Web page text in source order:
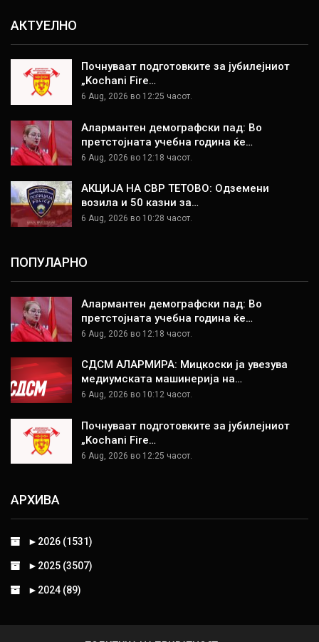
АКТУЕЛНО
Почнуваат подготовките за јубилејниот
„Kochani Fire…
6 Aug, 2026 во 12:25 часот.
Алармантен демографски пад: Во
претстојната учебна година ќе…
6 Aug, 2026 во 12:18 часот.
АКЦИЈА НА СВР ТЕТОВО: Одземени
возила и 50 казни за…
6 Aug, 2026 во 10:28 часот.
ПОПУЛАРНО
Алармантен демографски пад: Во
претстојната учебна година ќе…
6 Aug, 2026 во 12:18 часот.
СДСМ АЛАРМИРА: Мицкоски ја увезува
медиумската машинерија на…
6 Aug, 2026 во 10:12 часот.
Почнуваат подготовките за јубилејниот
„Kochani Fire…
6 Aug, 2026 во 12:25 часот.
АРХИВА
► 2026 (1531)
► 2025 (3507)
► 2024 (89)